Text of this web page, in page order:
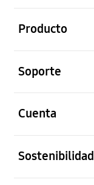
Producto
Soporte
Cuenta
Sostenibilidad